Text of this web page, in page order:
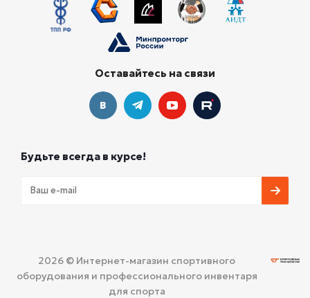
Оставайтесь на связи
Будьте всегда в курсе!
2026 © Интернет-магазин спортивного
оборудования и профессионального инвентаря
для спорта